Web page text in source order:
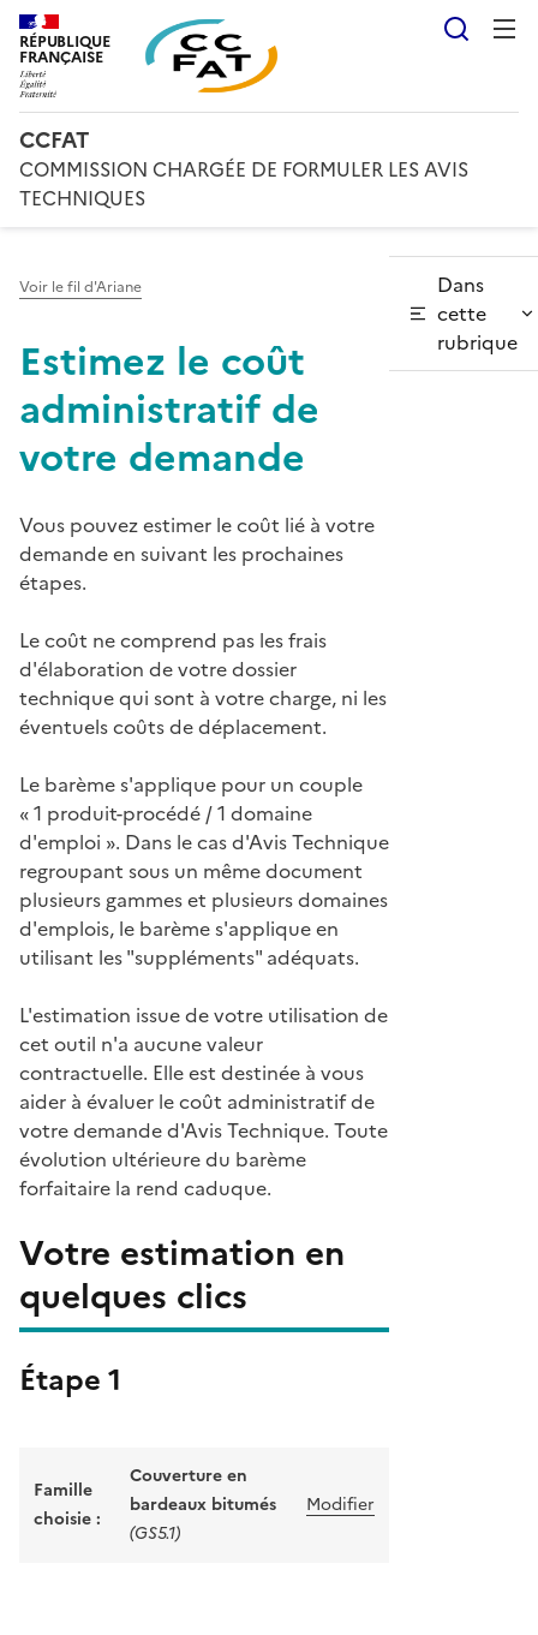
RÉPUBLIQUE
FRANÇAISE
CCFAT
COMMISSION CHARGÉE DE FORMULER LES AVIS
TECHNIQUES
Voir le fil d'Ariane
Estimez le coût
administratif de
votre demande
Vous pouvez estimer le coût lié à votre
demande en suivant les prochaines
étapes.
Le coût ne comprend pas les frais
d'élaboration de votre dossier
technique qui sont à votre charge, ni les
éventuels coûts de déplacement.
Le barème s'applique pour un couple
« 1 produit-procédé / 1 domaine
d'emploi ». Dans le cas d'Avis Technique
regroupant sous un même document
plusieurs gammes et plusieurs domaines
d'emplois, le barème s'applique en
utilisant les "suppléments" adéquats.
L'estimation issue de votre utilisation de
cet outil n'a aucune valeur
contractuelle. Elle est destinée à vous
aider à évaluer le coût administratif de
votre demande d'Avis Technique. Toute
évolution ultérieure du barème
forfaitaire la rend caduque.
Votre estimation en
quelques clics
Étape 1
Famille
choisie :
Couverture en
bardeaux bitumés
(GS5.1)
Modifier
Dans
cette
rubrique